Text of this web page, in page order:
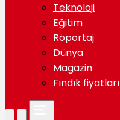
Teknoloji
Eğitim
Röportaj
Dünya
Magazin
Fındık fiyatları